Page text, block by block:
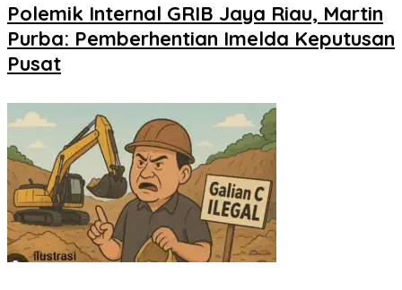
Polemik Internal GRIB Jaya Riau, Martin
Purba: Pemberhentian Imelda Keputusan
Pusat